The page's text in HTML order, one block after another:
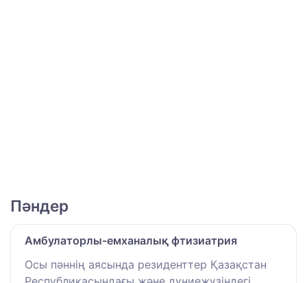
Пәндер
Амбулаторлы-емханалық фтизиатрия
Осы пәннің аясында резиденттер Қазақстан